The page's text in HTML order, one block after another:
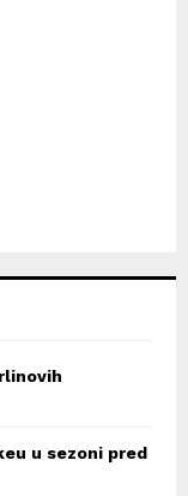
u sezoni pred